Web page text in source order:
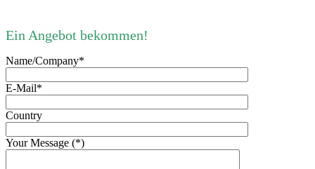
Ein Angebot bekommen!
Name/Company*
E-Mail*
Country
Your Message (*)